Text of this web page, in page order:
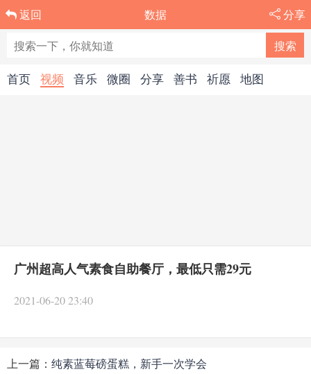
返回 数据 分享
首页 视频 音乐 微圈 分享 善书 祈愿 地图
广州超高人气素食自助餐厅，最低只需29元
2021-06-20 23:40
上一篇： 纯素蓝莓磅蛋糕，新手一次学会